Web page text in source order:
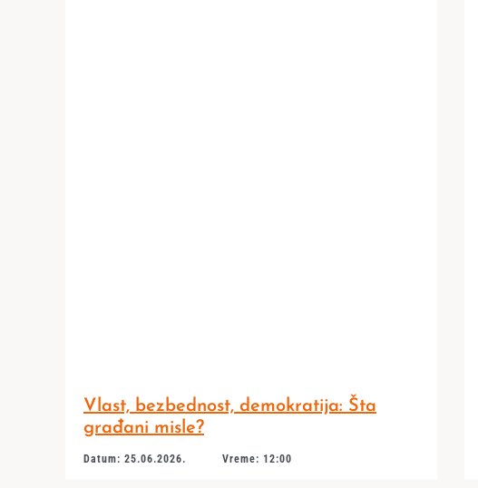
Vlast, bezbednost, demokratija: Šta
građani misle?
Datum: 25.06.2026. Vreme: 12:00